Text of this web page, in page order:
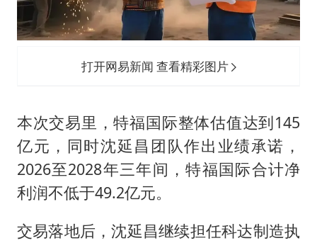
打开网易新闻 查看精彩图片
本次交易里，特福国际整体估值达到145
亿元，同时沈延昌团队作出业绩承诺，
2026至2028年三年间，特福国际合计净
利润不低于49.2亿元。
交易落地后，沈延昌继续担任科达制造执